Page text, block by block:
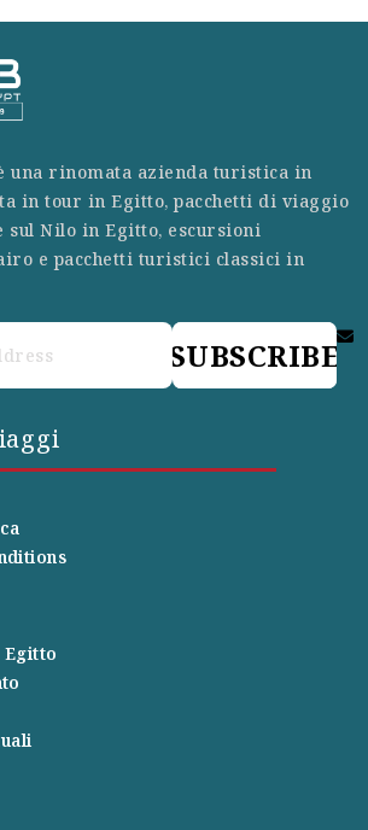
una rinomata azienda turistica in
in tour in Egitto, pacchetti di viaggio
sul Nilo in Egitto, escursioni
e pacchetti turistici classici in
SUBSCRIBE